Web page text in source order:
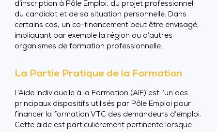
d’inscription à Pôle Emploi, du projet professionnel
du candidat et de sa situation personnelle. Dans
certains cas, un co-financement peut être envisagé,
impliquant par exemple la région ou d’autres
organismes de formation professionnelle.
La Partie Pratique de la Formation
L’Aide Individuelle à la Formation (AIF) est l’un des
principaux dispositifs utilisés par Pôle Emploi pour
financer la formation VTC des demandeurs d’emploi.
Cette aide est particulièrement pertinente lorsque